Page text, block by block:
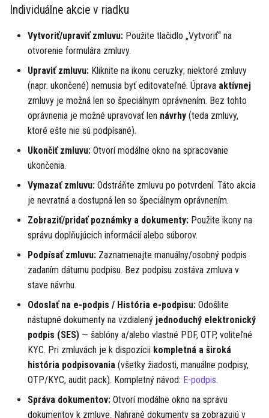
Individuálne akcie v riadku
Vytvoriť/upraviť zmluvu: Použite tlačidlo „Vytvoriť“ na
otvorenie formulára zmluvy.
Upraviť zmluvu: Kliknite na ikonu ceruzky; niektoré zmluvy
(napr. ukončené) nemusia byť editovateľné. Úprava aktívnej
zmluvy je možná len so špeciálnym oprávnením. Bez tohto
oprávnenia je možné upravovať len návrhy (teda zmluvy,
ktoré ešte nie sú podpísané).
Ukončiť zmluvu: Otvorí modálne okno na spracovanie
ukončenia.
Vymazať zmluvu: Odstráňte zmluvu po potvrdení. Táto akcia
je nevratná a dostupná len so špeciálnym oprávnením.
Zobraziť/pridať poznámky a dokumenty: Použite ikony na
správu doplňujúcich informácií alebo súborov.
Podpísať zmluvu: Zaznamenajte manuálny/osobný podpis
zadaním dátumu podpisu. Bez podpisu zostáva zmluva v
stave návrhu.
Odoslať na e-podpis / História e-podpisu: Odošlite
nástupné dokumenty na vzdialený jednoduchý elektronický
podpis (SES) — šablóny a/alebo vlastné PDF, OTP, voliteľné
KYC. Pri zmluvách je k dispozícii kompletná a široká
história podpisovania (všetky žiadosti, manuálne podpisy,
OTP/KYC, audit pack). Kompletný návod: E-podpis.
Správa dokumentov: Otvorí modálne okno na správu
dokumentov k zmluve. Nahrané dokumenty sa zobrazujú v